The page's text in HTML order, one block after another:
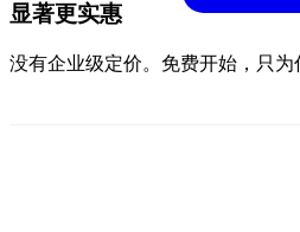
显著更实惠
没有企业级定价。免费开始，只为